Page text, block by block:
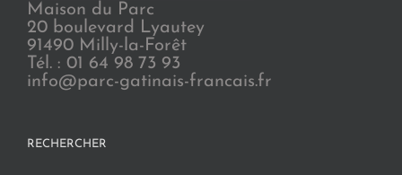
Maison du Parc
20 boulevard Lyautey
91490 Milly-la-Forêt
Tél. : 01 64 98 73 93
info@parc-gatinais-francais.fr
RECHERCHER